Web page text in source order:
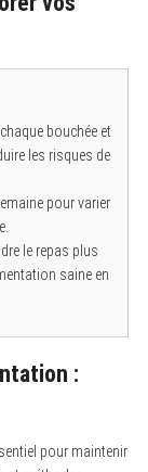
bouchée et
les risques de
pour varier
le repas plus
saine en
:
pour maintenir